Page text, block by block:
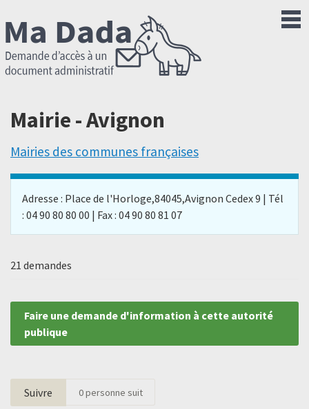
Mairie - Avignon
Mairies des communes françaises
Adresse : Place de l'Horloge,84045,Avignon Cedex 9 | Tél
: 04 90 80 80 00 | Fax : 04 90 80 81 07
21 demandes
Faire une demande d'information à cette autorité
publique
Suivre 0personne suit